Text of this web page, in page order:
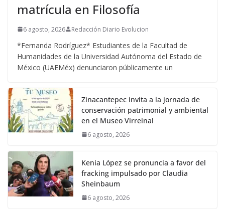
matrícula en Filosofía
6 agosto, 2026 Redacción Diario Evolucion
*Fernanda Rodríguez* Estudiantes de la Facultad de
Humanidades de la Universidad Autónoma del Estado de
México (UAEMéx) denunciaron públicamente un
Zinacantepec invita a la jornada de
conservación patrimonial y ambiental
en el Museo Virreinal
6 agosto, 2026
Kenia López se pronuncia a favor del
fracking impulsado por Claudia
Sheinbaum
6 agosto, 2026